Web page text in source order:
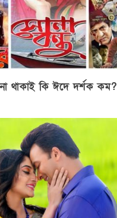
থাকাই কি ঈদে দর্শক কম?